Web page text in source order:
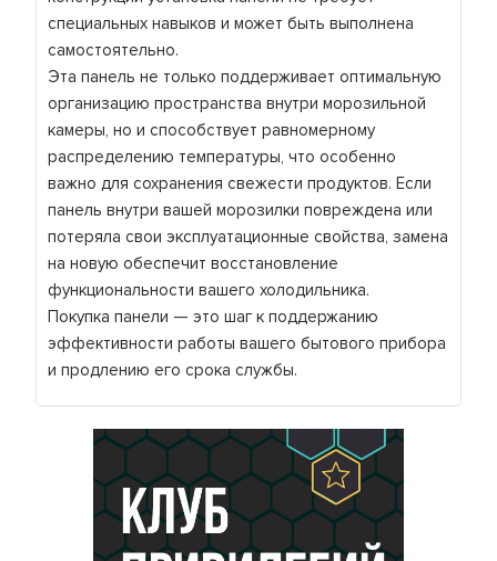
специальных навыков и может быть выполнена
самостоятельно.
Эта панель не только поддерживает оптимальную
организацию пространства внутри морозильной
камеры, но и способствует равномерному
распределению температуры, что особенно
важно для сохранения свежести продуктов. Если
панель внутри вашей морозилки повреждена или
потеряла свои эксплуатационные свойства, замена
на новую обеспечит восстановление
функциональности вашего холодильника.
Покупка панели — это шаг к поддержанию
эффективности работы вашего бытового прибора
и продлению его срока службы.